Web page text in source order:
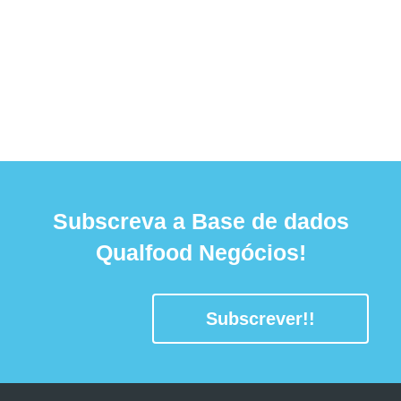
Subscreva a Base de dados
Qualfood Negócios!
Subscrever!!